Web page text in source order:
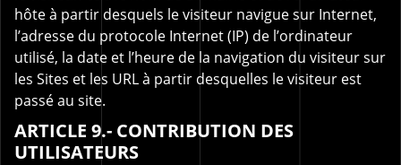
hôte à partir desquels le visiteur navigue sur Internet,
l’adresse du protocole Internet (IP) de l’ordinateur
utilisé, la date et l’heure de la navigation du visiteur sur
les Sites et les URL à partir desquelles le visiteur est
passé au site.
ARTICLE 9.- CONTRIBUTION DES
UTILISATEURS